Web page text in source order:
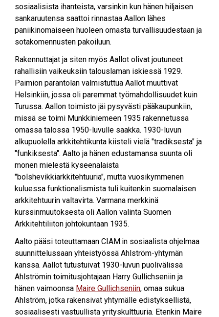
sosiaalisista ihanteista, varsinkin kun hänen hiljaisen
sankaruutensa saattoi rinnastaa Aallon lähes
paniikinomaiseen huoleen omasta turvallisuudestaan ja
sotakomennusten pakoiluun.
Rakennuttajat ja siten myös Aallot olivat joutuneet
rahallisiin vaikeuksiin talouslaman iskiessä 1929.
Paimion parantolan valmistuttua Aallot muuttivat
Helsinkiin, jossa oli paremmat työmahdollisuudet kuin
Turussa. Aallon toimisto jäi pysyvästi pääkaupunkiin,
missä se toimi Munkkiniemeen 1935 rakennetussa
omassa talossa 1950-luvulle saakka. 1930-luvun
alkupuolella arkkitehtikunta kiisteli vielä "tradiksesta" ja
"funkiksesta". Aalto ja hänen edustamansa suunta oli
monen mielestä kyseenalaista
"bolshevikkiarkkitehtuuria", mutta vuosikymmenen
kuluessa funktionalismista tuli kuitenkin suomalaisen
arkkitehtuurin valtavirta. Varmana merkkinä
kurssinmuutoksesta oli Aallon valinta Suomen
Arkkitehtiliiton johtokuntaan 1935.
Aalto pääsi toteuttamaan CIAM:in sosiaalista ohjelmaa
suunnittelussaan yhteistyössä Ahlström-yhtymän
kanssa. Aallot tutustuivat 1930-luvun puolivälissä
Ahlströmin toimitusjohtajaan Harry Gullichseniin ja
hänen vaimoonsa Maire Gullichseniin, omaa sukua
Ahlström, jotka rakensivat yhtymälle edistyksellistä,
sosiaalisesti vastuullista yrityskulttuuria. Etenkin Maire